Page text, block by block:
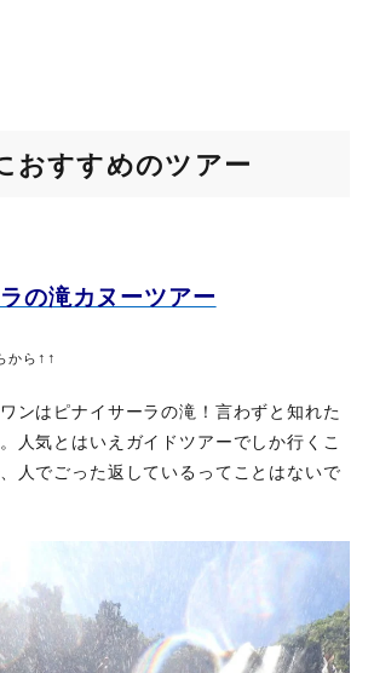
おすすめのツアー
の滝カヌーツアー
から ↑↑
ンはピナイサーラの滝！言わずと知れた
人気とはいえガイドツアーでしか行くこ
人でごった返しているってことはないで